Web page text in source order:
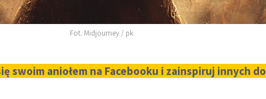
Fot. Midjourney / pk
swoim aniołem na Facebooku i zainspiruj innych do